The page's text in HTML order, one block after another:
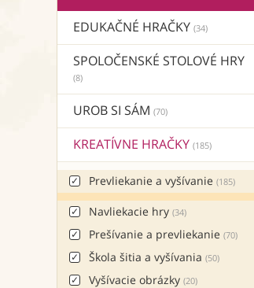
EDUKAČNÉ HRAČKY (34)
SPOLOČENSKÉ STOLOVÉ HRY
(8)
UROB SI SÁM (70)
KREATÍVNE HRAČKY (185)
Prevliekanie a vyšívanie (185)
Navliekacie hry (34)
Prešívanie a prevliekanie (70)
Škola šitia a vyšívania (50)
Vyšívacie obrázky (20)